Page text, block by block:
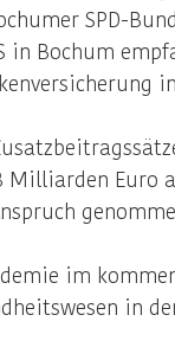
SPD-
Bochum
Euro
im
in